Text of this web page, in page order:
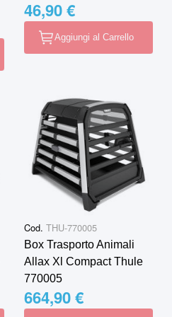
46,90 €
Aggiungi al Carrello
Cod. THU-770005
Box Trasporto Animali
Allax Xl Compact Thule
770005
664,90 €